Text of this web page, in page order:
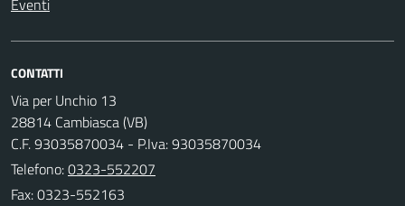
CONTATTI
Via per Unchio 13
28814 Cambiasca (VB)
C.F. 93035870034 - P.Iva: 93035870034
Telefono:0323-552207
Fax: 0323-552163